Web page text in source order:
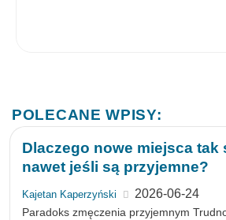
POLECANE WPISY:
Dlaczego nowe miejsca tak
nawet jeśli są przyjemne?
Kajetan Kaperzyński 2026-06-24
Paradoks zmęczenia przyjemnym